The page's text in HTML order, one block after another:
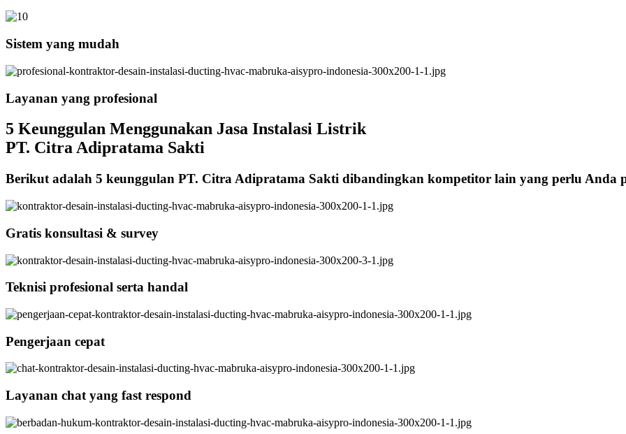
Sistem yang mudah
Layanan yang profesional
5 Keunggulan Menggunakan Jasa Instalasi Listrik
PT. Citra Adipratama Sakti
Berikut adalah 5 keunggulan PT. Citra Adipratama Sakti dibandingkan kompetitor lain yang perlu Anda
Gratis konsultasi & survey
Teknisi profesional serta handal
Pengerjaan cepat
Layanan chat yang fast respond